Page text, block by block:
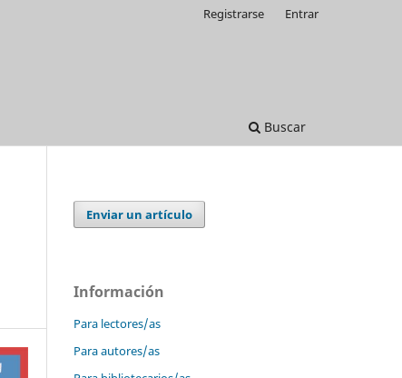
Buscar
Registrarse Entrar
Enviar un artículo
Información
Para lectores/as
Para autores/as